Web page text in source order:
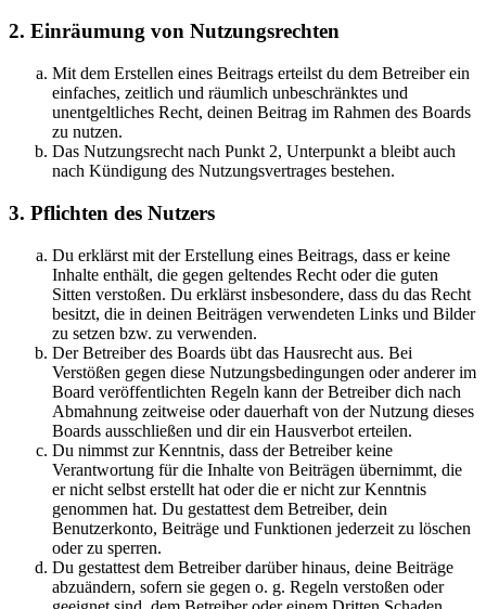
2. Einräumung von Nutzungsrechten
Mit dem Erstellen eines Beitrags erteilst du dem Betreiber ein
einfaches, zeitlich und räumlich unbeschränktes und
unentgeltliches Recht, deinen Beitrag im Rahmen des Boards
zu nutzen.
Das Nutzungsrecht nach Punkt 2, Unterpunkt a bleibt auch
nach Kündigung des Nutzungsvertrages bestehen.
3. Pflichten des Nutzers
Du erklärst mit der Erstellung eines Beitrags, dass er keine
Inhalte enthält, die gegen geltendes Recht oder die guten
Sitten verstoßen. Du erklärst insbesondere, dass du das Recht
besitzt, die in deinen Beiträgen verwendeten Links und Bilder
zu setzen bzw. zu verwenden.
Der Betreiber des Boards übt das Hausrecht aus. Bei
Verstößen gegen diese Nutzungsbedingungen oder anderer im
Board veröffentlichten Regeln kann der Betreiber dich nach
Abmahnung zeitweise oder dauerhaft von der Nutzung dieses
Boards ausschließen und dir ein Hausverbot erteilen.
Du nimmst zur Kenntnis, dass der Betreiber keine
Verantwortung für die Inhalte von Beiträgen übernimmt, die
er nicht selbst erstellt hat oder die er nicht zur Kenntnis
genommen hat. Du gestattest dem Betreiber, dein
Benutzerkonto, Beiträge und Funktionen jederzeit zu löschen
oder zu sperren.
Du gestattest dem Betreiber darüber hinaus, deine Beiträge
abzuändern, sofern sie gegen o. g. Regeln verstoßen oder